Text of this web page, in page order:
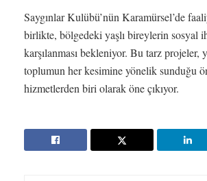
Saygınlar Kulübü’nün Karamürsel’de
birlikte, bölgedeki yaşlı bireylerin sosyal
karşılanması bekleniyor. Bu tarz projeler,
toplumun her kesimine yönelik sunduğu
hizmetlerden biri olarak öne çıkıyor.